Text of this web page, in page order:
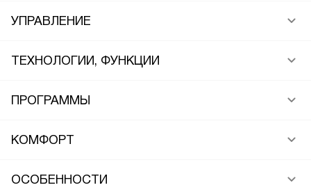
УПРАВЛЕНИЕ
ТЕХНОЛОГИИ, ФУНКЦИИ
ПРОГРАММЫ
КОМФОРТ
ОСОБЕННОСТИ